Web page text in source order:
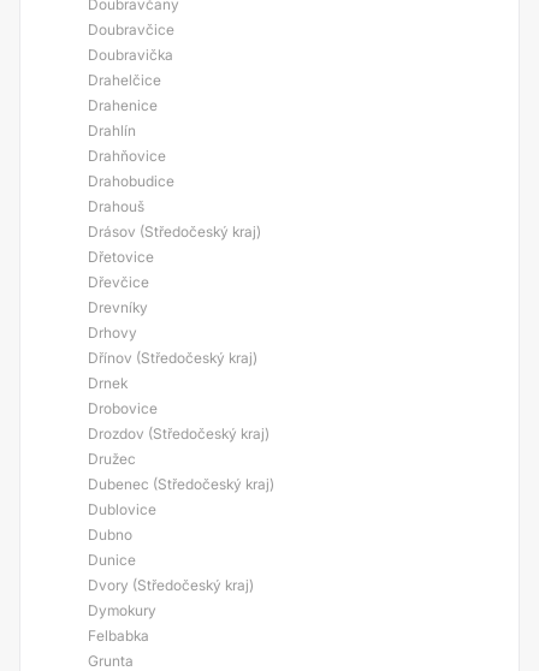
Doubravčany
Doubravčice
Doubravička
Drahelčice
Drahenice
Drahlín
Drahňovice
Drahobudice
Drahouš
Drásov (Středočeský kraj)
Dřetovice
Dřevčice
Drevníky
Drhovy
Dřínov (Středočeský kraj)
Drnek
Drobovice
Drozdov (Středočeský kraj)
Družec
Dubenec (Středočeský kraj)
Dublovice
Dubno
Dunice
Dvory (Středočeský kraj)
Dymokury
Felbabka
Grunta